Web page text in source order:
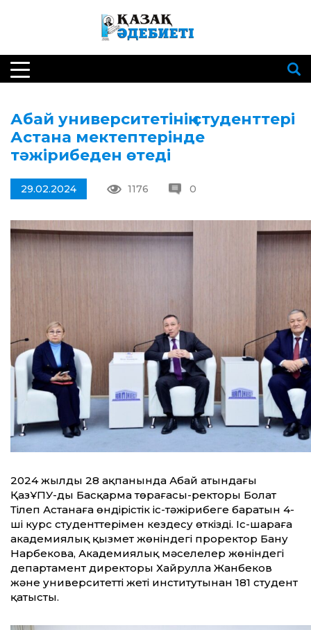
Абай университетінің студенттері
Астана мектептерінде
тәжірибеден өтеді
29.02.2024 1176 0
2024 жылдың 28 ақпанында Абай атындағы
ҚазҰПУ-дың Басқарма төрағасы-ректоры Болат
Тілеп Астанаға өндірістік іс-тәжірибеге баратын 4-
ші курс студенттерімен кездесу өткізді. Іс-шараға
академиялық қызмет жөніндегі проректор Бану
Нарбекова, Академиялық мәселелер жөніндегі
департамент директоры Хайрулла Жанбеков
және университеттің жеті институтынан 181 студент
қатысты.